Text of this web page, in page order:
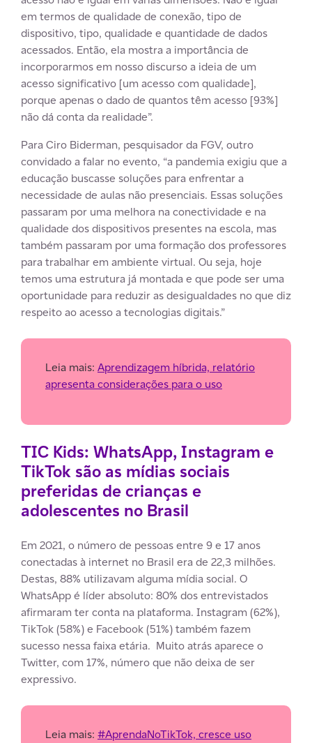
em termos de qualidade de conexão, tipo de
dispositivo, tipo, qualidade e quantidade de dados
acessados. Então, ela mostra a importância de
incorporarmos em nosso discurso a ideia de um
acesso significativo [um acesso com qualidade],
porque apenas o dado de quantos têm acesso [93%]
não dá conta da realidade”.
Para Ciro Biderman, pesquisador da FGV, outro
convidado a falar no evento, “a pandemia exigiu que a
educação buscasse soluções para enfrentar a
necessidade de aulas não presenciais. Essas soluções
passaram por uma melhora na conectividade e na
qualidade dos dispositivos presentes na escola, mas
também passaram por uma formação dos professores
para trabalhar em ambiente virtual. Ou seja, hoje
temos uma estrutura já montada e que pode ser uma
oportunidade para reduzir as desigualdades no que diz
respeito ao acesso a tecnologias digitais.”
Leia mais: Aprendizagem híbrida, relatório
apresenta considerações para o uso
TIC Kids: WhatsApp, Instagram e
TikTok são as mídias sociais
preferidas de crianças e
adolescentes no Brasil
Em 2021, o número de pessoas entre 9 e 17 anos
conectadas à internet no Brasil era de 22,3 milhões.
Destas, 88% utilizavam alguma mídia social. O
WhatsApp é líder absoluto: 80% dos entrevistados
afirmaram ter conta na plataforma. Instagram (62%),
TikTok (58%) e Facebook (51%) também fazem
sucesso nessa faixa etária. Muito atrás aparece o
Twitter, com 17%, número que não deixa de ser
expressivo.
Leia mais: #AprendaNoTikTok, cresce uso